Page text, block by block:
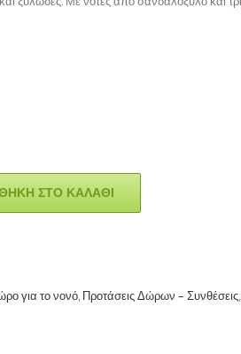
ΣΤΟ ΚΑΛΆΘΙ
για το νονό, Προτάσεις Δώρων – Συνθέσεις,